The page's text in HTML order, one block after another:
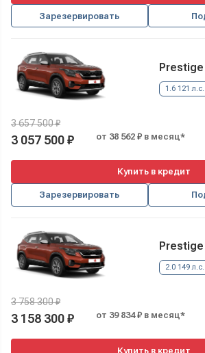
Зарезервировать
Prestige
1.6 121
3 657 500 ₽
3 057 500 ₽ от 38 562 ₽ в месяц*
Купить в кредит
Зарезервировать
Prestige
2.0 149
3 758 300 ₽
3 158 300 ₽ от 39 834 ₽ в месяц*
Купить в кредит